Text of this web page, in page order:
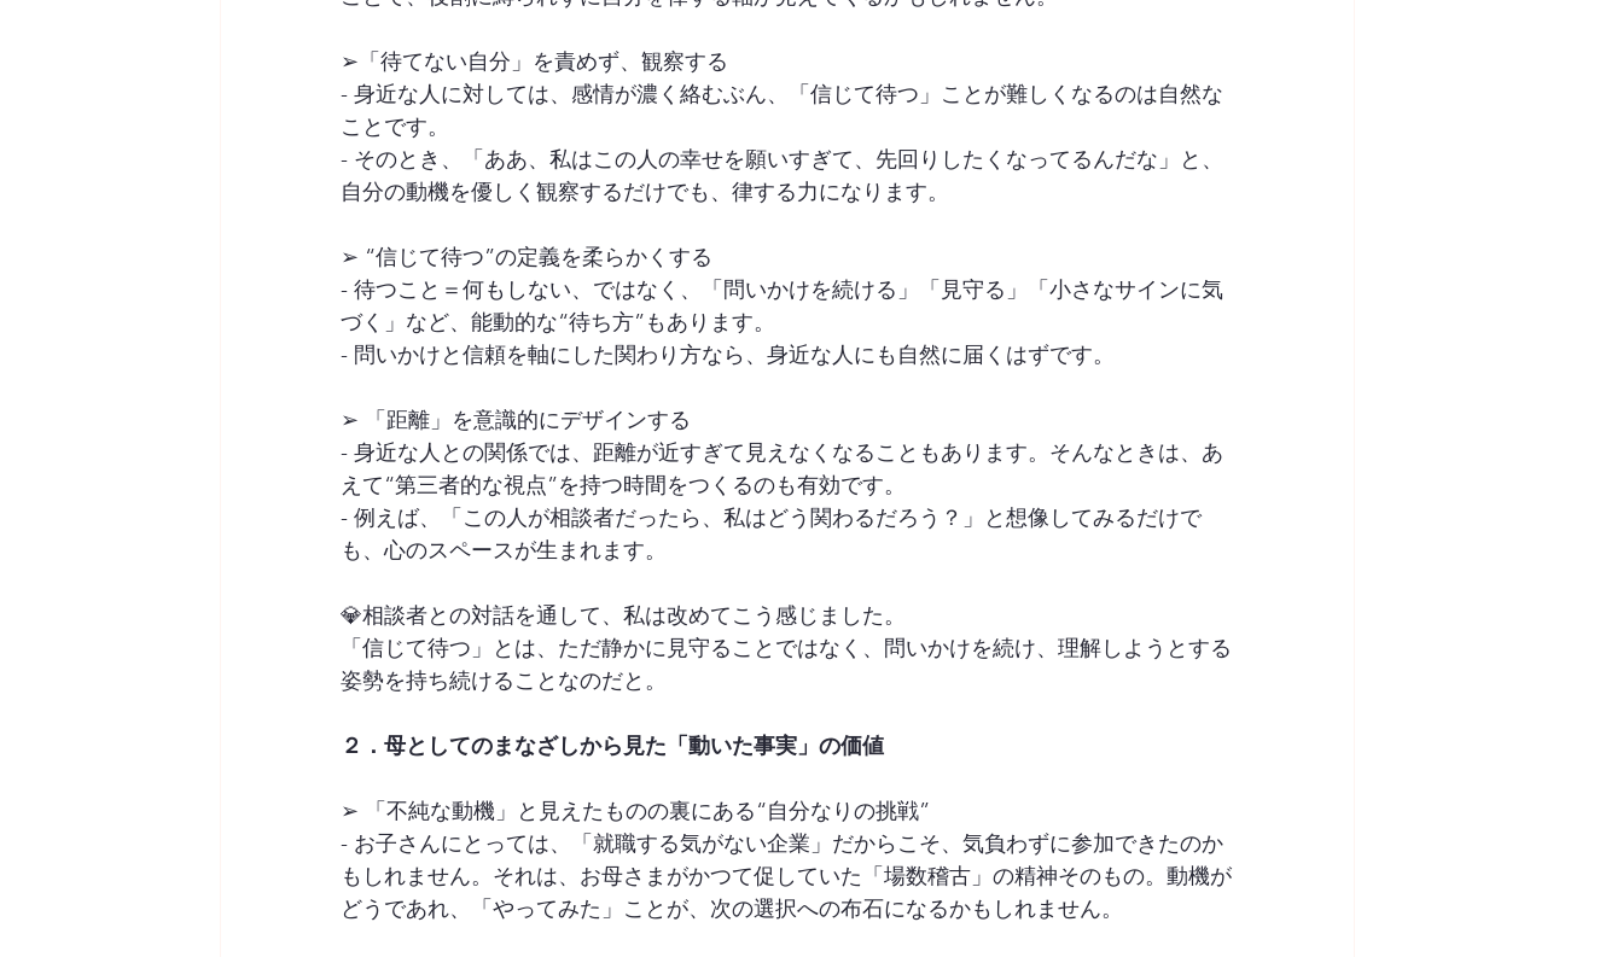
➢「待てない自分」を責めず、観察する
- 身近な人に対しては、感情が濃く絡むぶん、「信じて待つ」ことが難しくなるのは自然な
ことです。
- そのとき、「ああ、私はこの人の幸せを願いすぎて、先回りしたくなってるんだな」と、
自分の動機を優しく観察するだけでも、律する力になります。
➢ “信じて待つ”の定義を柔らかくする
- 待つこと＝何もしない、ではなく、「問いかけを続ける」「見守る」「小さなサインに気
づく」など、能動的な“待ち方”もあります。
- 問いかけと信頼を軸にした関わり方なら、身近な人にも自然に届くはずです。
➢ 「距離」を意識的にデザインする
- 身近な人との関係では、距離が近すぎて見えなくなることもあります。そんなときは、あ
えて“第三者的な視点”を持つ時間をつくるのも有効です。
- 例えば、「この人が相談者だったら、私はどう関わるだろう？」と想像してみるだけで
も、心のスペースが生まれます。
💎相談者との対話を通して、私は改めてこう感じました。
「信じて待つ」とは、ただ静かに見守ることではなく、問いかけを続け、理解しようとする
姿勢を持ち続けることなのだと。
２．母としてのまなざしから見た「動いた事実」の価値
➢ 「不純な動機」と見えたものの裏にある“自分なりの挑戦”
- お子さんにとっては、「就職する気がない企業」だからこそ、気負わずに参加できたのか
もしれません。それは、お母さまがかつて促していた「場数稽古」の精神そのもの。動機が
どうであれ、「やってみた」ことが、次の選択への布石になるかもしれません。